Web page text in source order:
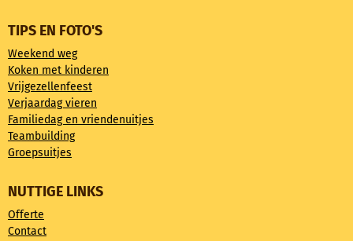
TIPS EN FOTO'S
Weekend weg
Koken met kinderen
Vrijgezellenfeest
Verjaardag vieren
Familiedag en vriendenuitjes
Teambuilding
Groepsuitjes
NUTTIGE LINKS
Offerte
Contact